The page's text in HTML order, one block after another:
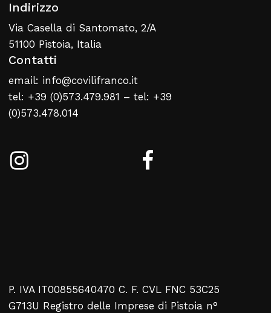
Indirizzo
Via Casella di Santomato, 2/A
51100 Pistoia, Italia
Contatti
email: info@covilifranco.it
tel: +39 (0)573.479.981 – tel: +39
(0)573.478.014
P. IVA IT00855640470 C. F. CVL FNC 53C25
G713U Registro delle Imprese di Pistoia n°